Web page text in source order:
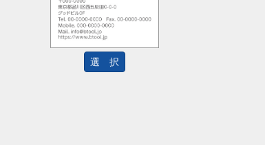
選 択